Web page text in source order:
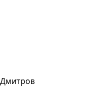
Дмитров